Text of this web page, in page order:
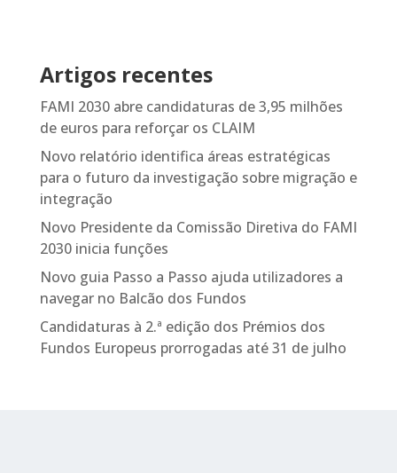
Artigos recentes
FAMI 2030 abre candidaturas de 3,95 milhões
de euros para reforçar os CLAIM
Novo relatório identifica áreas estratégicas
para o futuro da investigação sobre migração e
integração
Novo Presidente da Comissão Diretiva do FAMI
2030 inicia funções
Novo guia Passo a Passo ajuda utilizadores a
navegar no Balcão dos Fundos
Candidaturas à 2.ª edição dos Prémios dos
Fundos Europeus prorrogadas até 31 de julho